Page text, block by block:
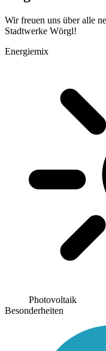
Wir freuen uns über alle
Stadtwerke Wörgl!
Energiemix
Photovoltaik
Besonderheiten